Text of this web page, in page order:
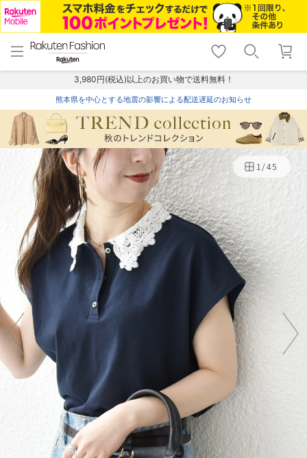
menu home
トップ
shopping_cart lock_outline
ログイン
3,980円(税込)以上のお買い物で送料無料！
熊本県を中心とする地震の影響による配送遅延のお知らせ
1/45